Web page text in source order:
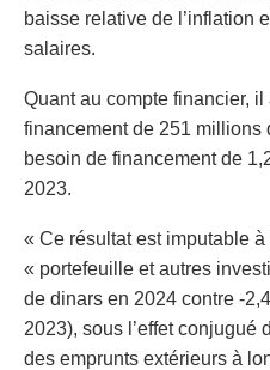
baisse relative de l’inflation
salaires.
Quant au compte financier,
financement de 251 millions
besoin de financement de
2023.
« Ce résultat est imputable
« portefeuille et autres
de dinars en 2024 contre -
2023), sous l’effet conjugué
des emprunts extérieurs à